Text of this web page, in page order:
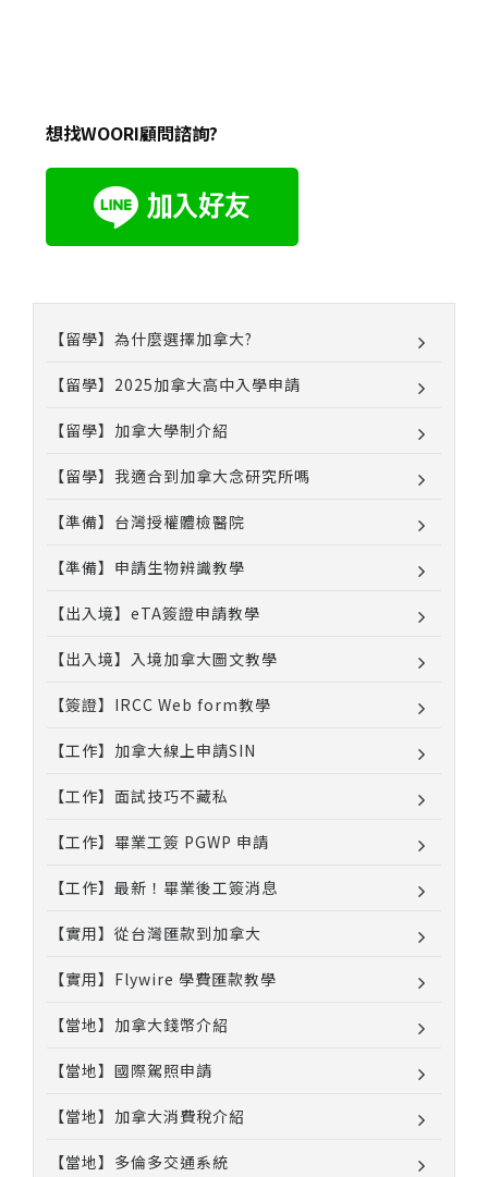
想找WOORI顧問諮詢?
【留學】為什麼選擇加拿大?
【留學】2025加拿大高中入學申請
【留學】加拿大學制介紹
【留學】我適合到加拿大念研究所嗎
【準備】台灣授權體檢醫院
【準備】申請生物辨識教學
【出入境】eTA簽證申請教學
【出入境】入境加拿大圖文教學
【簽證】IRCC Web form教學
【工作】加拿大線上申請SIN
【工作】面試技巧不藏私
【工作】畢業工簽 PGWP 申請
【工作】最新！畢業後工簽消息
【實用】從台灣匯款到加拿大
【實用】Flywire 學費匯款教學
【當地】加拿大錢幣介紹
【當地】國際駕照申請
【當地】加拿大消費稅介紹
【當地】多倫多交通系統